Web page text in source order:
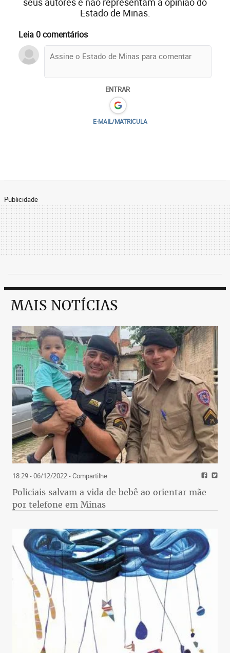
Estado de Minas.
Leia 0 comentários
ENTRAR
E-MAIL/MATRICULA
Publicidade
MAIS NOTÍCIAS
18:29 - 06/12/2022- Compartilhe
Policiais salvam a vida de bebê ao orientar mãe
por telefone em Minas